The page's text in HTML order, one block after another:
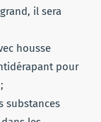
il sera
housse
pour
substances